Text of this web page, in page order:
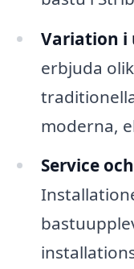
Variation i
erbjuda
moderna,
Service